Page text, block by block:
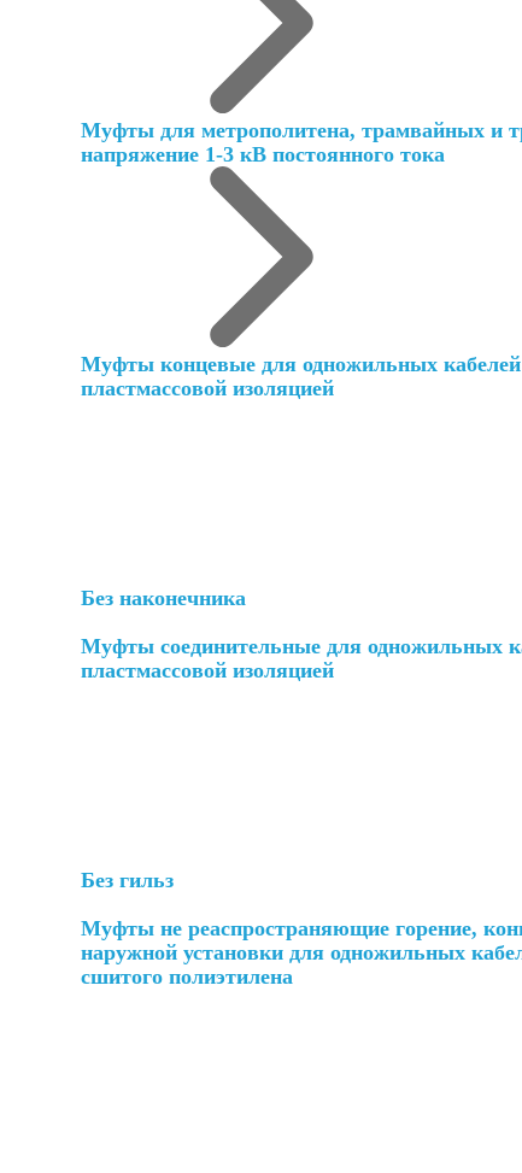
Муфты для метрополитена, трамвайных и
напряжение 1-3 кВ постоянного тока
Муфты концевые для одножильных
пластмассовой изоляцией
Без наконечника
Муфты соединительные для одножильных
пластмассовой изоляцией
Без гильз
Муфты не реаспространяющие горение,
наружной установки для одножильных
сшитого полиэтилена